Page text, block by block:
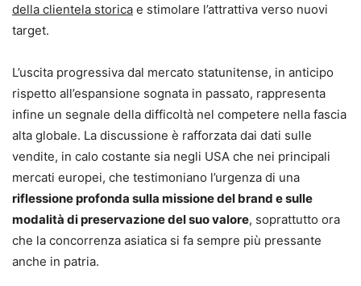
della clientela storica e stimolare l’attrattiva verso nuovi
target.
L’uscita progressiva dal mercato statunitense, in anticipo
rispetto all’espansione sognata in passato, rappresenta
infine un segnale della difficoltà nel competere nella fascia
alta globale. La discussione è rafforzata dai dati sulle
vendite, in calo costante sia negli USA che nei principali
mercati europei, che testimoniano l’urgenza di una
riflessione profonda sulla missione del brand e sulle
modalità di preservazione del suo valore, soprattutto ora
che la concorrenza asiatica si fa sempre più pressante
anche in patria.